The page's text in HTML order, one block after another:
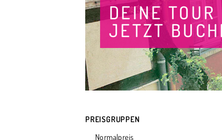
DEINE TOUR
JETZT
PREISGRUPPEN
Normalpreis